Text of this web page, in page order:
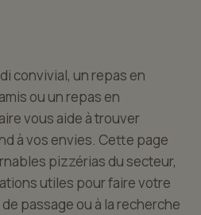
convivial, un repas en
ou un repas en
vous aide à trouver
à vos envies. Cette page
pizzérias du secteur,
utiles pour faire votre
passage ou à la recherche